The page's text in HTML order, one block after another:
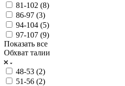
81-102 (8)
86-97 (3)
94-104 (5)
97-107 (9)
Показать все
Обхват талии
48-53 (2)
51-56 (2)